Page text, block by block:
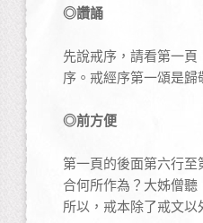
◎讚誦
先說戒序，請看第一
序。戒經序第一頌是
◎前方便
第一頁的後面第六行
合何所作為？大姊僧
所以，戒本除了戒文